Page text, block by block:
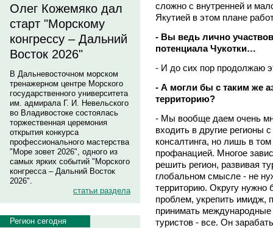
Олег Кожемяко дал
старт "Морскому
конгрессу – Дальний
Восток 2026"
В Дальневосточном морском
тренажерном центре Морского
государственного университета
им. адмирала Г. И. Невельского
во Владивостоке состоялась
торжественная церемония
открытия конкурса
профессионального мастерства
"Море зовет 2026", одного из
самых ярких событий "Морского
конгресса – Дальний Восток
2026".
статьи раздела
Регион сегодня
сложно с внутренней и
Якутией в этом плане
- Вы ведь лично
потенциала Чукотки…
- И до сих пор продолжаю
- А могли бы с таким же
территорию?
- Мы вообще даем очень
входить в другие регионы
консалтинга, но лишь в
профанацией. Многое
решить регион, развивая
глобальном смысле - не
территорию. Округу
проблем, укрепить имидж,
принимать международные
туристов - все. Он